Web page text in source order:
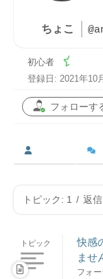
ちょこ
初心者
登録日: 2021年10
フォローす
トピック: 1 / 返
トピック
快感
ませ
フォ